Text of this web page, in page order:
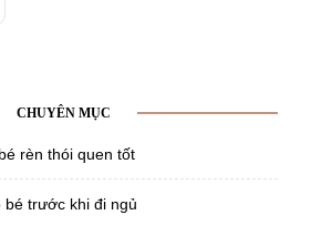
CHUYÊN MỤC
rèn thói quen tốt
bé trước khi đi ngủ